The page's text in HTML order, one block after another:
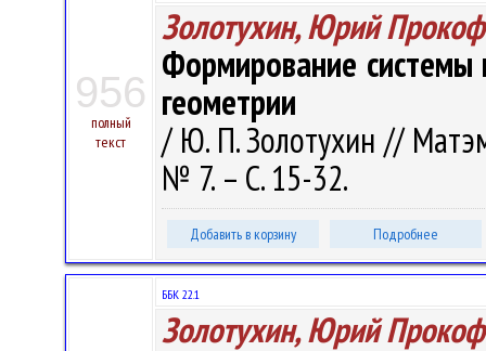
956
полный
текст
Золотухин, Юрий
Формирование системы
геометрии
/ Ю. П. Золотухин //
№ 7. – С. 15-32.
Добавить в корзину Подробнее
ББК 22.1
Золотухин, Юрий